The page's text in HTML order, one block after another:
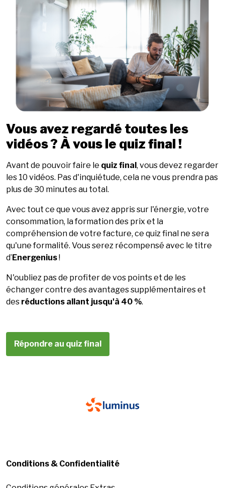
Vous avez regardé toutes les
vidéos ? À vous le quiz final !
Avant de pouvoir faire le quiz final, vous devez regarder
les 10 vidéos. Pas d'inquiétude, cela ne vous prendra pas
plus de 30 minutes au total.
Avec tout ce que vous avez appris sur l'énergie, votre
consommation, la formation des prix et la
compréhension de votre facture, ce quiz final ne sera
qu'une formalité. Vous serez récompensé avec le titre
d’Energenius!
N'oubliez pas de profiter de vos points et de les
échanger contre des avantages supplémentaires et
des réductions allant jusqu'à 40 %.
Répondre au quiz final
Conditions & Confidentialité